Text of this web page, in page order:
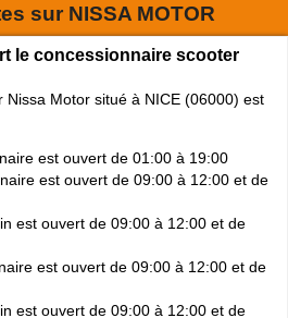
sur NISSA MOTOR
le concessionnaire scooter
Nissa Motor situé à NICE (06000) est
est ouvert de 01:00 à 19:00
est ouvert de 09:00 à 12:00 et de
est ouvert de 09:00 à 12:00 et de
est ouvert de 09:00 à 12:00 et de
est ouvert de 09:00 à 12:00 et de